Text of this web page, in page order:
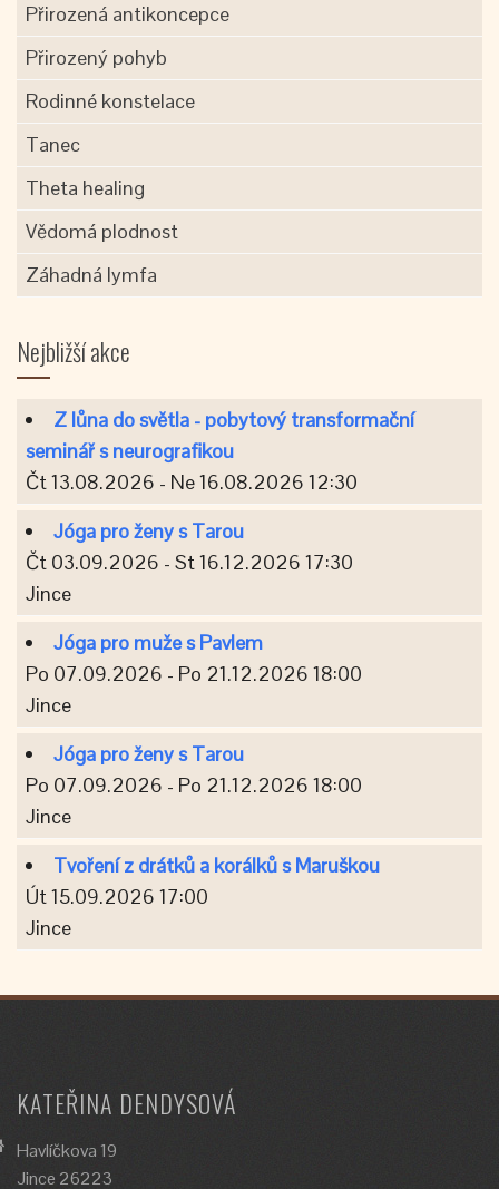
Přirozená antikoncepce
Přirozený pohyb
Rodinné konstelace
Tanec
Theta healing
Vědomá plodnost
Záhadná lymfa
Nejbližší akce
Z lůna do světla - pobytový transformační
seminář s neurografikou
Čt 13.08.2026 - Ne 16.08.2026 12:30
Jóga pro ženy s Tarou
Čt 03.09.2026 - St 16.12.2026 17:30
Jince
Jóga pro muže s Pavlem
Po 07.09.2026 - Po 21.12.2026 18:00
Jince
Jóga pro ženy s Tarou
Po 07.09.2026 - Po 21.12.2026 18:00
Jince
Tvoření z drátků a korálků s Maruškou
Út 15.09.2026 17:00
Jince
KATEŘINA DENDYSOVÁ
Havlíčkova 19
Jince 26223